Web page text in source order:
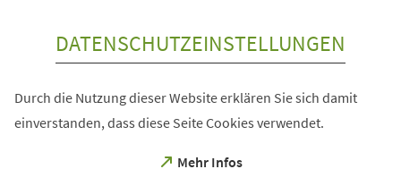
DATENSCHUTZEINSTELLUNGEN
Durch die Nutzung dieser Website erklären Sie sich damit
einverstanden, dass diese Seite Cookies verwendet.
Mehr Infos
(Öffnet